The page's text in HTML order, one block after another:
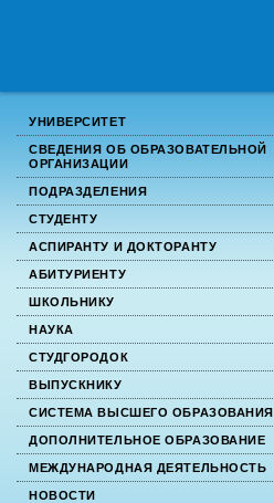
УНИВЕРСИТЕТ
СВЕДЕНИЯ ОБ ОБРАЗОВАТЕЛЬНОЙ
ОРГАНИЗАЦИИ
ПОДРАЗДЕЛЕНИЯ
СТУДЕНТУ
АСПИРАНТУ И ДОКТОРАНТУ
АБИТУРИЕНТУ
ШКОЛЬНИКУ
НАУКА
СТУДГОРОДОК
ВЫПУСКНИКУ
СИСТЕМА ВЫСШЕГО ОБРАЗОВАНИЯ
ДОПОЛНИТЕЛЬНОЕ ОБРАЗОВАНИЕ
МЕЖДУНАРОДНАЯ ДЕЯТЕЛЬНОСТЬ
НОВОСТИ